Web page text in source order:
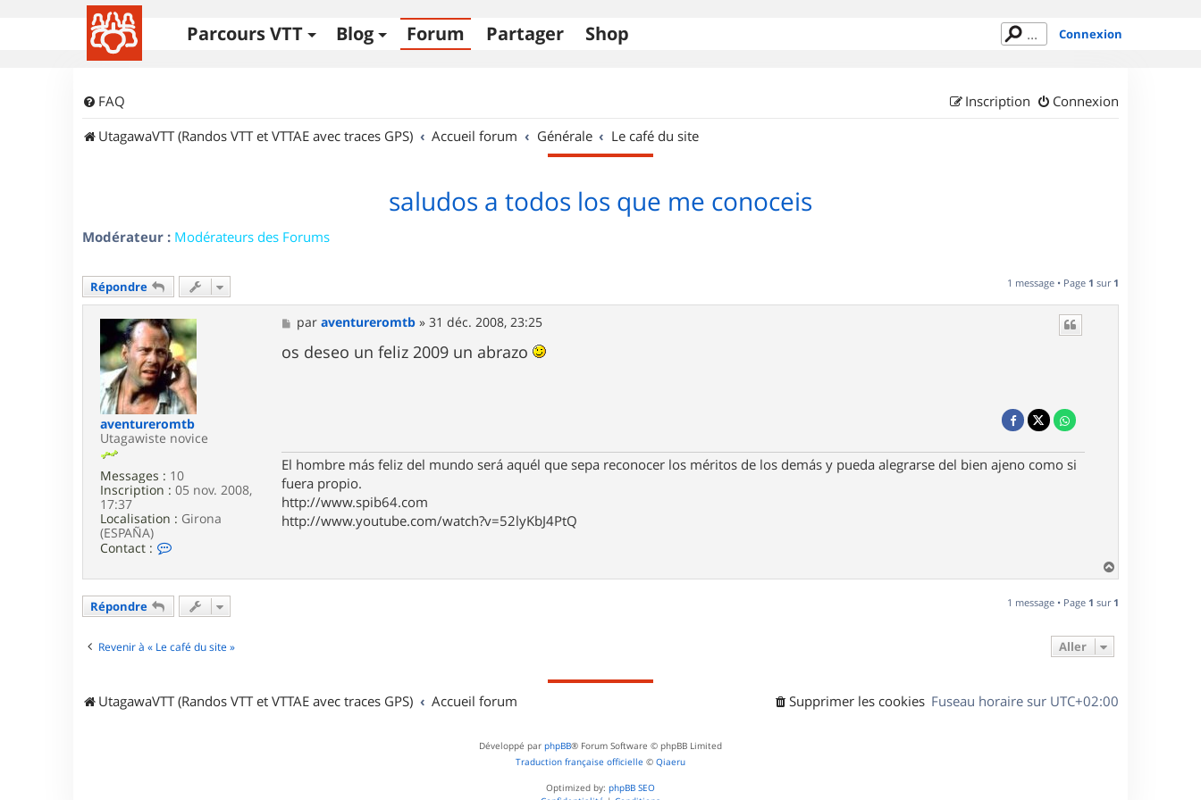
Parcours VTT Blog Forum Partager Shop Connexion
FAQ Connexion
Inscription
UtagawaVTT (Randos VTT et VTTAE avec traces GPS)
Accueil forum Générale Le café du site
saludos a todos los que me conoceis
Modérateur : Modérateurs des Forums
Répondre 1 message • Page 1 sur 1
aventureromtb
Utagawiste novice
Messages : 10
Inscription : 05 nov. 2008,
17:37
Localisation : Girona
(ESPAÑA)
Contact :
c
e
e
M
e
s
s
paraventureromtb »31 déc. 2008, 23:25
os deseo un feliz 2009 un abrazo
El hombre más feliz del mundo será aquél que sepa reconocer los méritos de los demás y pueda alegrarse del bien ajeno como si
fuera propio.
http://www.spib64.com
http://www.youtube.com/watch?v=52lyKbJ4PtQ
a
t
Répondre 1 message • Page 1 sur 1
Revenir à « Le café du site » Aller
UtagawaVTT (Randos VTT et VTTAE avec traces GPS) Accueil forum Fuseau horaire sur UTC+02:00
Supprimer les cookies
Développé par phpBB® Forum Software © phpBB Limited
Traduction française officielle © Qiaeru
Optimized by: phpBB SEO